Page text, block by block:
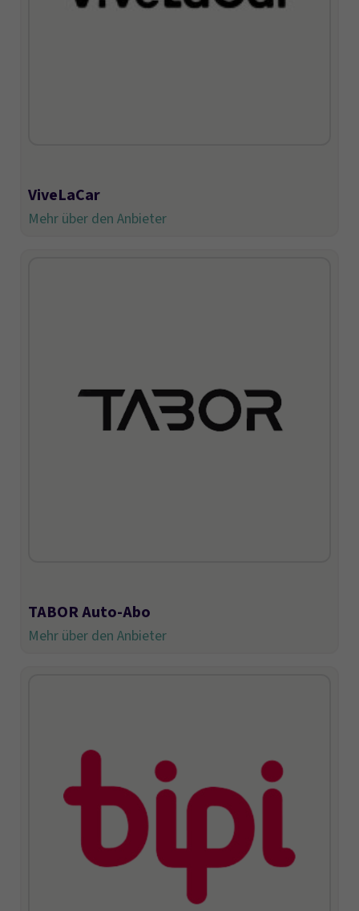
ViveLaCar
Mehr über den Anbieter
TABOR Auto-Abo
Mehr über den Anbieter